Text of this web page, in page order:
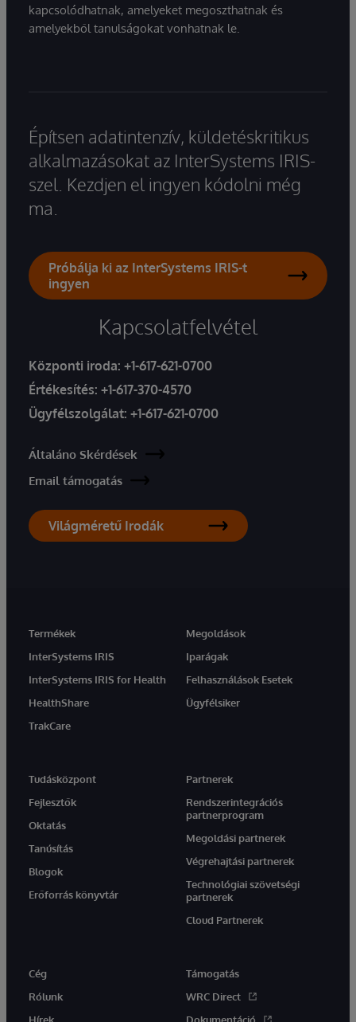
kapcsolódhatnak, amelyeket megoszthatnak és
amelyekből tanulságokat vonhatnak le.
Építsen adatintenzív, küldetéskritikus
alkalmazásokat az InterSystems IRIS-
szel. Kezdjen el ingyen kódolni még
ma.
Próbálja ki az InterSystems IRIS-t
ingyen
Kapcsolatfelvétel
Központi iroda: +1-617-621-0700
Értékesítés: +1-617-370-4570
Ügyfélszolgálat: +1-617-621-0700
Általáno Skérdések
Email támogatás
Világméretű Irodák
Termékek
InterSystems IRIS
InterSystems IRIS for Health
HealthShare
TrakCare
Megoldások
Iparágak
Felhasználások Esetek
Ügyfélsiker
Tudásközpont
Fejlesztők
Oktatás
Tanúsítás
Blogok
Erőforrás könyvtár
Partnerek
Rendszerintegrációs
partnerprogram
Megoldási partnerek
Végrehajtási partnerek
Technológiai szövetségi
partnerek
Cloud Partnerek
Cég
Rólunk
Hírek
Támogatás
WRC Direct
Dokumentáció